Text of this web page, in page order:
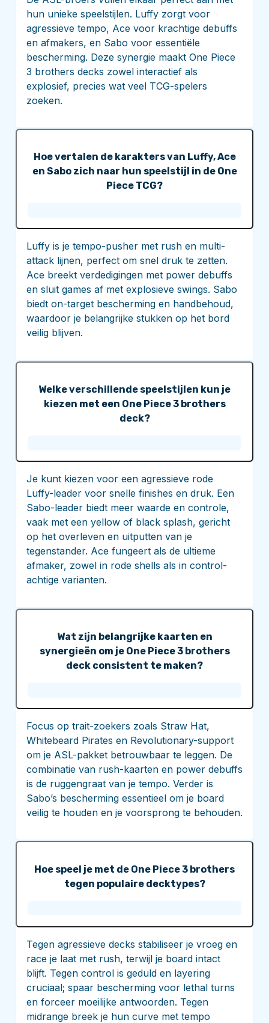
hun unieke speelstijlen. Luffy zorgt voor
agressieve tempo, Ace voor krachtige debuffs
en afmakers, en Sabo voor essentiële
bescherming. Deze synergie maakt One Piece
3 brothers decks zowel interactief als
explosief, precies wat veel TCG-spelers
zoeken.
Hoe vertalen de karakters van Luffy, Ace
en Sabo zich naar hun speelstijl in de One
Piece TCG?
Luffy is je tempo-pusher met rush en multi-
attack lijnen, perfect om snel druk te zetten.
Ace breekt verdedigingen met power debuffs
en sluit games af met explosieve swings. Sabo
biedt on-target bescherming en handbehoud,
waardoor je belangrijke stukken op het bord
veilig blijven.
Welke verschillende speelstijlen kun je
kiezen met een One Piece 3 brothers
deck?
Je kunt kiezen voor een agressieve rode
Luffy-leader voor snelle finishes en druk. Een
Sabo-leader biedt meer waarde en controle,
vaak met een yellow of black splash, gericht
op het overleven en uitputten van je
tegenstander. Ace fungeert als de ultieme
afmaker, zowel in rode shells als in control-
achtige varianten.
Wat zijn belangrijke kaarten en
synergieën om je One Piece 3 brothers
deck consistent te maken?
Focus op trait-zoekers zoals Straw Hat,
Whitebeard Pirates en Revolutionary-support
om je ASL-pakket betrouwbaar te leggen. De
combinatie van rush-kaarten en power debuffs
is de ruggengraat van je tempo. Verder is
Sabo’s bescherming essentieel om je board
veilig te houden en je voorsprong te behouden.
Hoe speel je met de One Piece 3 brothers
tegen populaire decktypes?
Tegen agressieve decks stabiliseer je vroeg en
race je laat met rush, terwijl je board intact
blijft. Tegen control is geduld en layering
cruciaal; spaar bescherming voor lethal turns
en forceer moeilijke antwoorden. Tegen
midrange breek je hun curve met tempo